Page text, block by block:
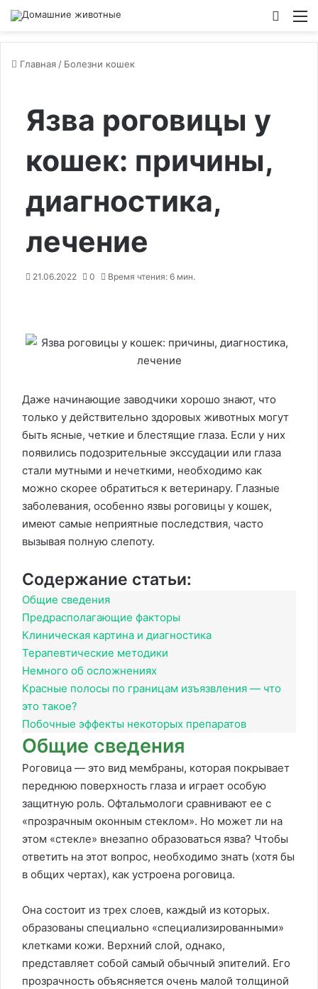
Главная / Болезни кошек
Язва роговицы у
кошек: причины,
диагностика,
лечение
21.06.2022 0 Время чтения: 6 мин.
Даже начинающие заводчики хорошо знают, что
только у действительно здоровых животных могут
быть ясные, четкие и блестящие глаза. Если у них
появились подозрительные экссудации или глаза
стали мутными и нечеткими, необходимо как
можно скорее обратиться к ветеринару. Глазные
заболевания, особенно язвы роговицы у кошек,
имеют самые неприятные последствия, часто
вызывая полную слепоту.
Содержание статьи:
Общие сведения
Предрасполагающие факторы
Клиническая картина и диагностика
Терапевтические методики
Немного об осложнениях
Красные полосы по границам изъязвления — что
это такое?
Побочные эффекты некоторых препаратов
Общие сведения
Роговица — это вид мембраны, которая покрывает
переднюю поверхность глаза и играет особую
защитную роль. Офтальмологи сравнивают ее с
«прозрачным оконным стеклом». Но может ли на
этом «стекле» внезапно образоваться язва? Чтобы
ответить на этот вопрос, необходимо знать (хотя бы
в общих чертах), как устроена роговица.
Она состоит из трех слоев, каждый из которых.
образованы специально «специализированными»
клетками кожи. Верхний слой, однако,
представляет собой самый обычный эпителий. Его
прозрачность объясняется очень малой толщиной